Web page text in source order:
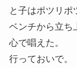
と子はポツリポ
ベンチから立ち
心で唱えた。
行っておいで。